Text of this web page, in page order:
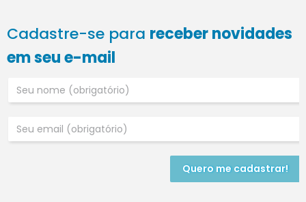
Cadastre-se para receber novidades
em seu e-mail
Quero me cadastrar!